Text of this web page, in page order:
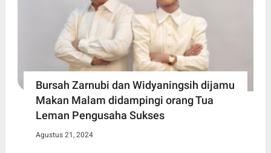
Bursah Zarnubi dan Widyaningsih dijamu
Makan Malam didampingi orang Tua
Leman Pengusaha Sukses
Agustus 21, 2024